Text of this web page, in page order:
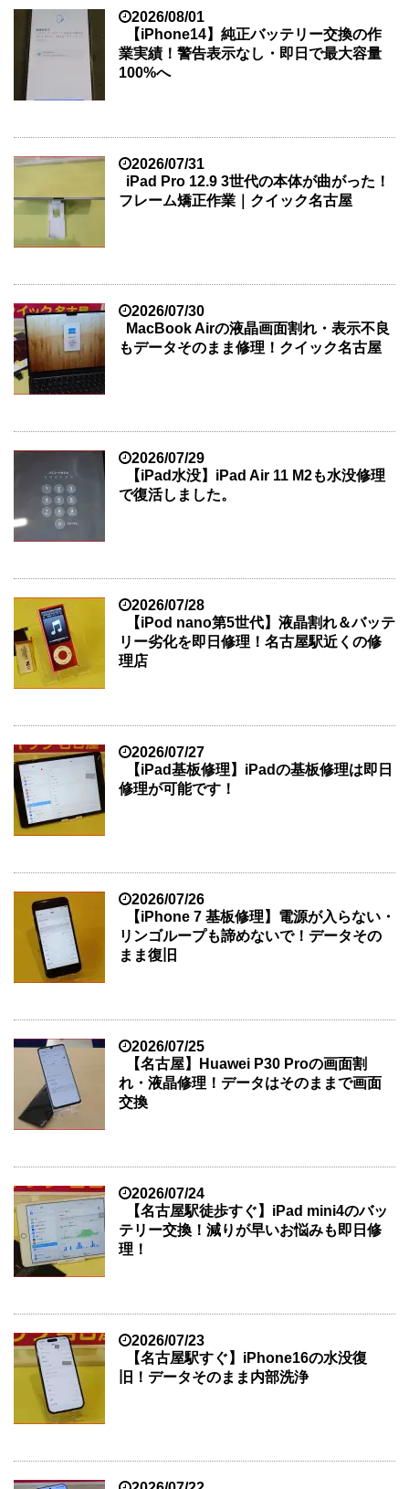
2026/08/01
【iPhone14】純正バッテリー交換の作
業実績！警告表示なし・即日で最大容量
100%へ
2026/07/31
iPad Pro 12.9 3世代の本体が曲がった！
フレーム矯正作業｜クイック名古屋
2026/07/30
MacBook Airの液晶画面割れ・表示不良
もデータそのまま修理！クイック名古屋
2026/07/29
【iPad水没】iPad Air 11 M2も水没修理
で復活しました。
2026/07/28
【iPod nano第5世代】液晶割れ＆バッテ
リー劣化を即日修理！名古屋駅近くの修
理店
2026/07/27
【iPad基板修理】iPadの基板修理は即日
修理が可能です！
2026/07/26
【iPhone 7 基板修理】電源が入らない・
リンゴループも諦めないで！データその
まま復旧
2026/07/25
【名古屋】Huawei P30 Proの画面割
れ・液晶修理！データはそのままで画面
交換
2026/07/24
【名古屋駅徒歩すぐ】iPad mini4のバッ
テリー交換！減りが早いお悩みも即日修
理！
2026/07/23
【名古屋駅すぐ】iPhone16の水没復
旧！データそのまま内部洗浄